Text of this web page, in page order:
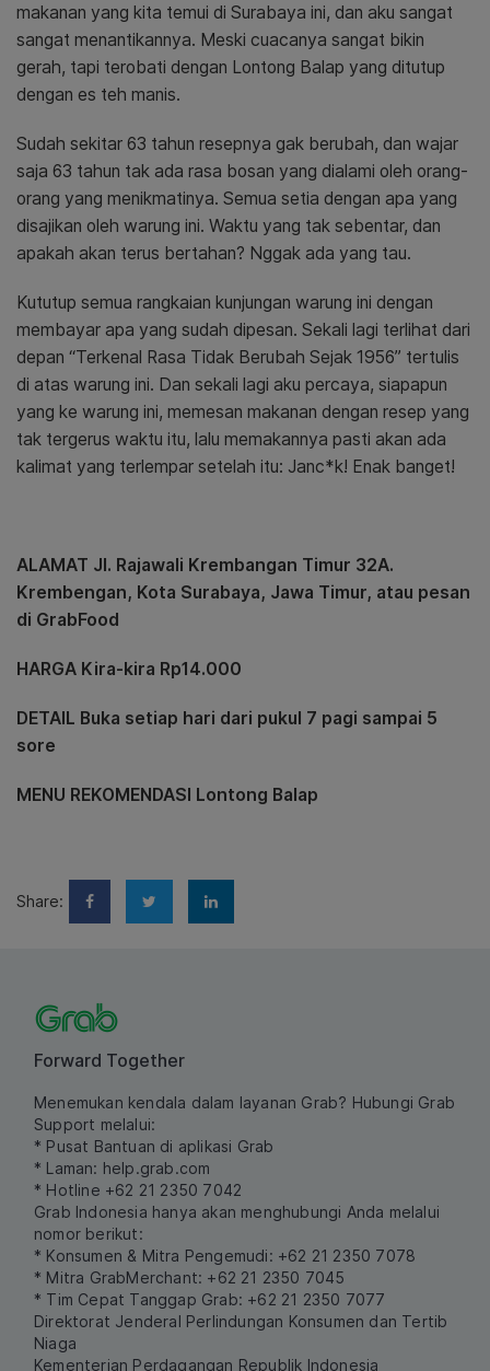
makanan yang kita temui di Surabaya ini, dan aku sangat
sangat menantikannya. Meski cuacanya sangat bikin
gerah, tapi terobati dengan Lontong Balap yang ditutup
dengan es teh manis.
Sudah sekitar 63 tahun resepnya gak berubah, dan wajar
saja 63 tahun tak ada rasa bosan yang dialami oleh orang-
orang yang menikmatinya. Semua setia dengan apa yang
disajikan oleh warung ini. Waktu yang tak sebentar, dan
apakah akan terus bertahan? Nggak ada yang tau.
Kututup semua rangkaian kunjungan warung ini dengan
membayar apa yang sudah dipesan. Sekali lagi terlihat dari
depan “Terkenal Rasa Tidak Berubah Sejak 1956” tertulis
di atas warung ini. Dan sekali lagi aku percaya, siapapun
yang ke warung ini, memesan makanan dengan resep yang
tak tergerus waktu itu, lalu memakannya pasti akan ada
kalimat yang terlempar setelah itu: Janc*k! Enak banget!
ALAMAT Jl. Rajawali Krembangan Timur 32A.
Krembengan, Kota Surabaya, Jawa Timur, atau pesan
di GrabFood
HARGA Kira-kira Rp14.000
DETAIL Buka setiap hari dari pukul 7 pagi sampai 5
sore
MENU REKOMENDASI Lontong Balap
Share:
Forward Together
Menemukan kendala dalam layanan Grab? Hubungi Grab
Support melalui:
* Pusat Bantuan di aplikasi Grab
* Laman: help.grab.com
* Hotline +62 21 2350 7042
Grab Indonesia hanya akan menghubungi Anda melalui
nomor berikut:
* Konsumen & Mitra Pengemudi: +62 21 2350 7078
* Mitra GrabMerchant: +62 21 2350 7045
* Tim Cepat Tanggap Grab: +62 21 2350 7077
Direktorat Jenderal Perlindungan Konsumen dan Tertib
Niaga
Kementerian Perdagangan Republik Indonesia